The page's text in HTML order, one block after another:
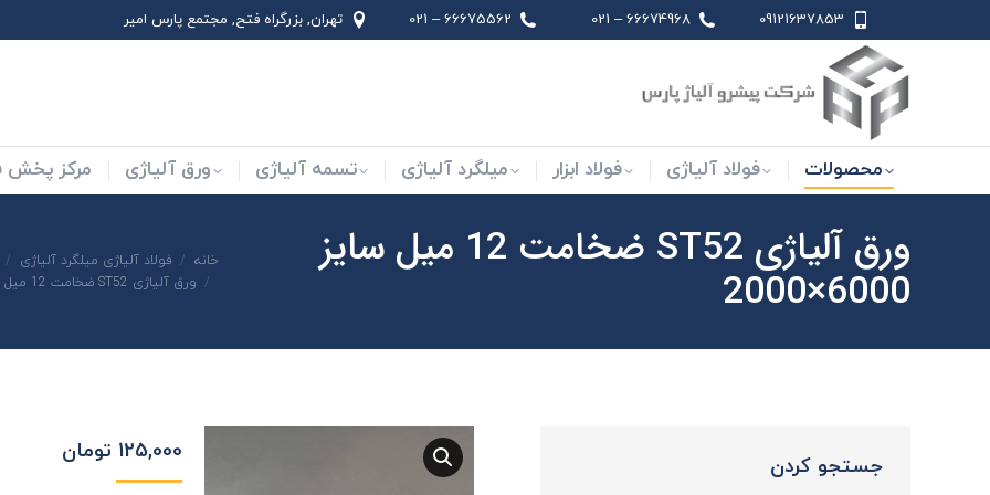
09121637853
66674968 – 021
66675562 – 021 تهران, بزرگراه فتح, مجتمع پارس امير
محصولات فولاد آلیاژی فولاد ابزار میلگرد آلیاژی تسمه آلیاژی ورق آلیاژی مرکز پخش
ورق آلیاژی ST52 ضخامت 12 میل سایز
6000×2000
شما اینجا هستید:
خانه فولاد آلیاژی میلگرد آلیاژی
ورق آلیاژی ST52 ضخامت 12 میل سایز 6000×2000
125,000 تومان
جستجو کردن
محصولات میلگرد آلیاژی تسمه آلیاژی